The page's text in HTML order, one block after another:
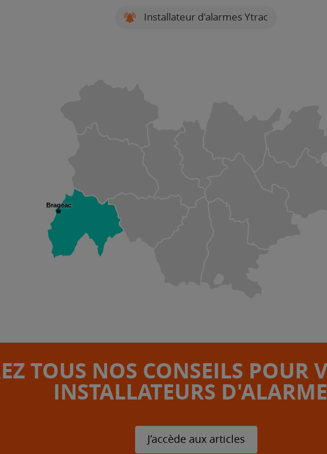
Installateur d'alarmes Ytrac
Brageac
TOUS NOS CONSEILS POUR
INSTALLATEURS
J’accède aux articles